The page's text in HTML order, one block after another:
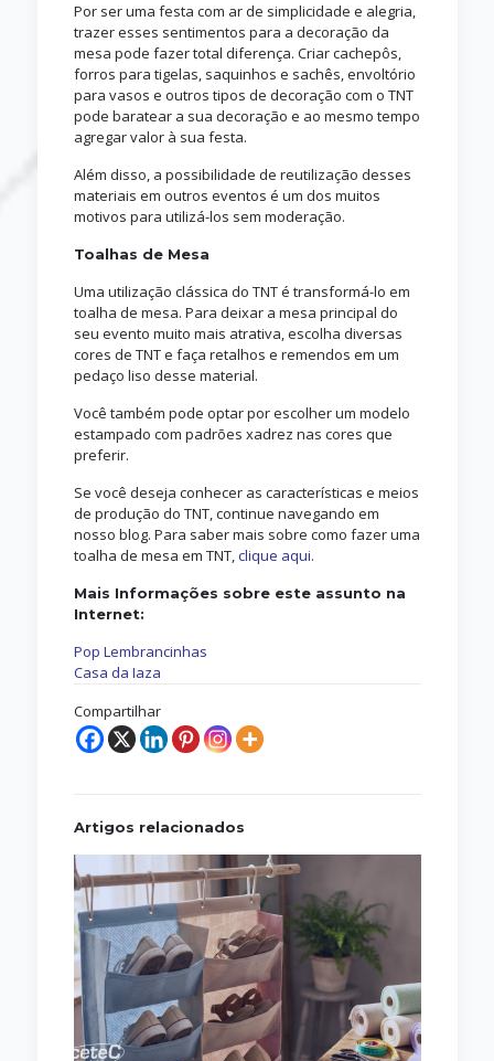
Por ser uma festa com ar de simplicidade e alegria,
trazer esses sentimentos para a decoração da
mesa pode fazer total diferença. Criar cachepôs,
forros para tigelas, saquinhos e sachês, envoltório
para vasos e outros tipos de decoração com o TNT
pode baratear a sua decoração e ao mesmo tempo
agregar valor à sua festa.
Além disso, a possibilidade de reutilização desses
materiais em outros eventos é um dos muitos
motivos para utilizá-los sem moderação.
Toalhas de Mesa
Uma utilização clássica do TNT é transformá-lo em
toalha de mesa. Para deixar a mesa principal do
seu evento muito mais atrativa, escolha diversas
cores de TNT e faça retalhos e remendos em um
pedaço liso desse material.
Você também pode optar por escolher um modelo
estampado com padrões xadrez nas cores que
preferir.
Se você deseja conhecer as características e meios
de produção do TNT, continue navegando em
nosso blog. Para saber mais sobre como fazer uma
toalha de mesa em TNT,clique aqui.
Mais Informações sobre este assunto na
Internet:
Pop Lembrancinhas
Casa da Iaza
Compartilhar
Artigos relacionados